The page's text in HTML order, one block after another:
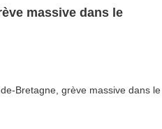
massive dans le